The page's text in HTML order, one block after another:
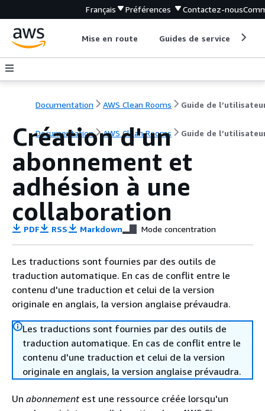
Français Préférences Contactez-nous
Mise en route Guides de service
Documentation AWS Clean Rooms Guide de
Documentation AWS Clean Rooms Guide de
Création d'un
abonnement et
adhésion à une
collaboration
PDF RSS Markdown Mode concentration
Les traductions sont fournies par des outils de
traduction automatique. En cas de conflit entre le
contenu d'une traduction et celui de la version
originale en anglais, la version anglaise prévaudra.
Les traductions sont fournies par des outils de
traduction automatique. En cas de conflit entre le
contenu d'une traduction et celui de la version
originale en anglais, la version anglaise prévaudra.
Un abonnementest une ressource créée lorsqu'un